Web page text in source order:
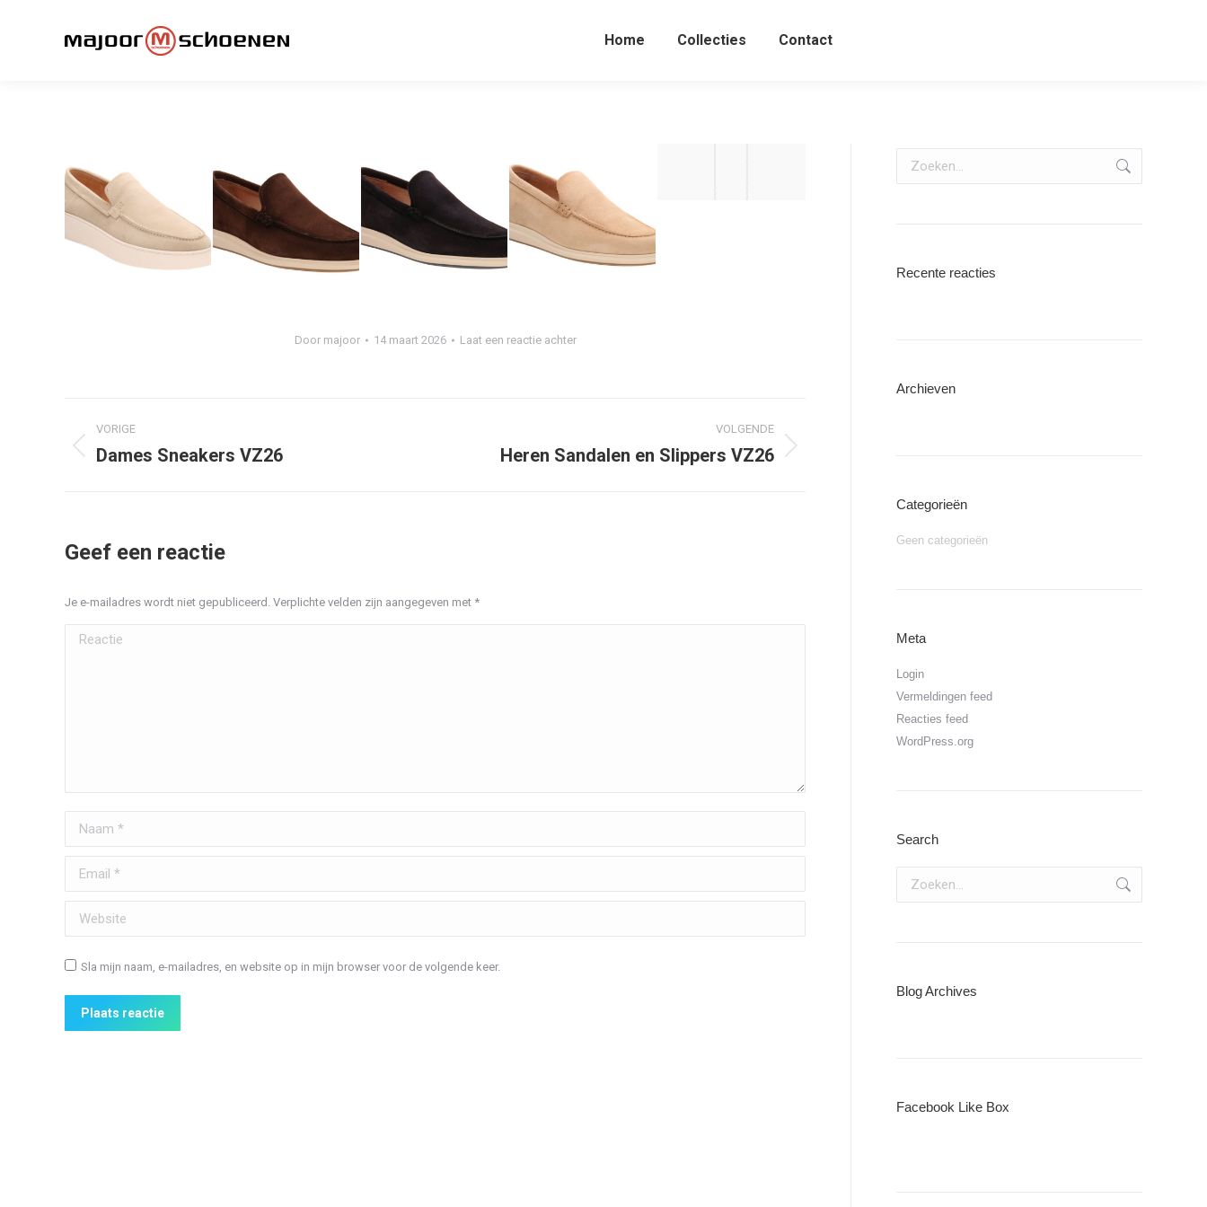
Home Collecties Contact
Door majoor 14 maart 2026 Laat een reactie achter
Album
navigatie
VORIGE
Vorig
Dames Sneakers VZ26
VOLGENDE
VolgendHeren Sandalen en Slippers VZ26
Geef een reactie
Je e-mailadres wordt niet gepubliceerd. Verplichte velden zijn aangegeven met *
Reactie
Naam *
Email *
Website
Sla mijn naam, e-mailadres, en website op in mijn browser voor de volgende keer.
Plaats reactie
Recente reacties
Archieven
Categorieën
Geen categorieën
Meta
Login
Vermeldingen feed
Reacties feed
WordPress.org
Search
Blog Archives
Facebook Like Box